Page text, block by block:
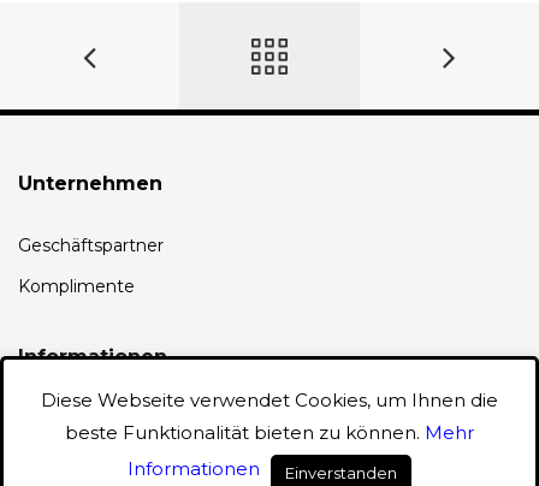
Unternehmen
Geschäftspartner
Komplimente
Informationen
Diese Webseite verwendet Cookies, um Ihnen die
beste Funktionalität bieten zu können. Mehr
Informationen
Einverstanden